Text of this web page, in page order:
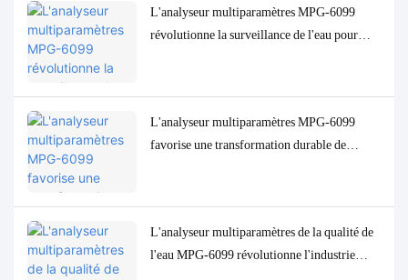
L'analyseur multiparamètres MPG-6099
révolutionne la surveillance de l'eau pour
L'analyseur multiparamètres MPG-6099
favorise une transformation durable de
L'analyseur multiparamètres de la qualité de
l'eau MPG-6099 révolutionne l'industrie